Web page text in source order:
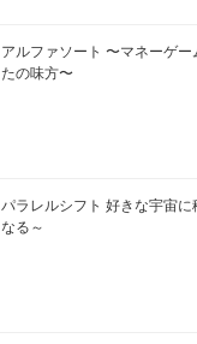
アルファソート 〜マネーゲ
たの味方〜
パラレルシフト 好きな宇宙
なる～